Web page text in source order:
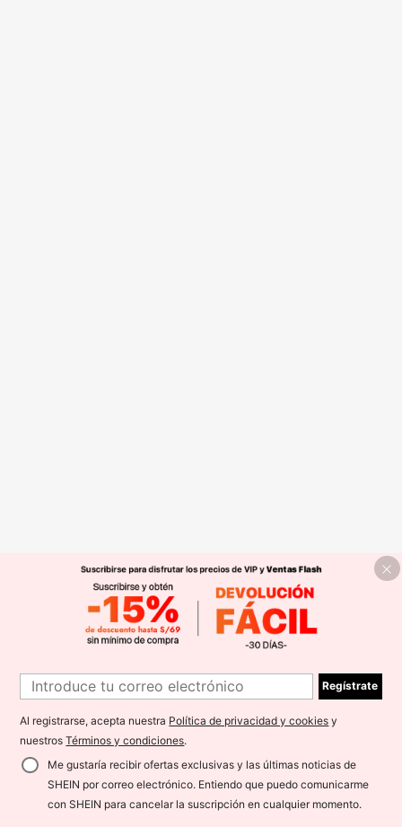
Regístrate
Al registrarse, acepta nuestra Política de privacidad y cookies y
nuestrosTérminos y condiciones.
Me gustaría recibir ofertas exclusivas y las últimas noticias de
SHEIN por correo electrónico. Entiendo que puedo comunicarme
con SHEIN para cancelar la suscripción en cualquier momento.